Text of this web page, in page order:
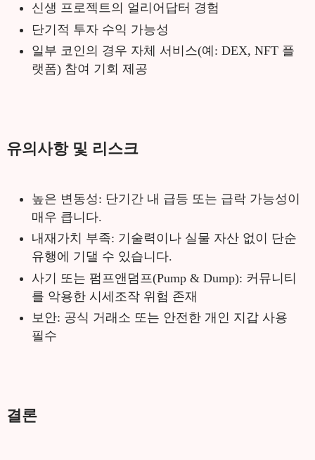
신생 프로젝트의 얼리어답터 경험
단기적 투자 수익 가능성
일부 코인의 경우 자체 서비스(예: DEX, NFT 플
랫폼) 참여 기회 제공
유의사항 및 리스크
높은 변동성: 단기간 내 급등 또는 급락 가능성이
매우 큽니다.
내재가치 부족: 기술력이나 실물 자산 없이 단순
유행에 기댈 수 있습니다.
사기 또는 펌프앤덤프(Pump & Dump): 커뮤니티
를 악용한 시세조작 위험 존재
보안: 공식 거래소 또는 안전한 개인 지갑 사용
필수
결론